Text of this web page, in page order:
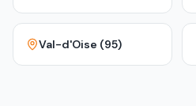
Val-d'Oise (95)